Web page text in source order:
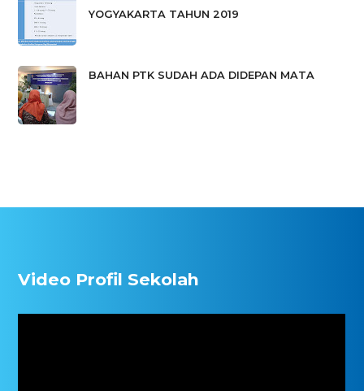
YOGYAKARTA TAHUN 2019
BAHAN PTK SUDAH ADA DIDEPAN MATA
Video Profil Sekolah